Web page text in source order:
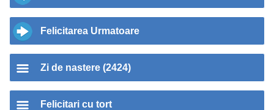
Felicitarea Urmatoare
Zi de nastere (2424)
Felicitari cu tort